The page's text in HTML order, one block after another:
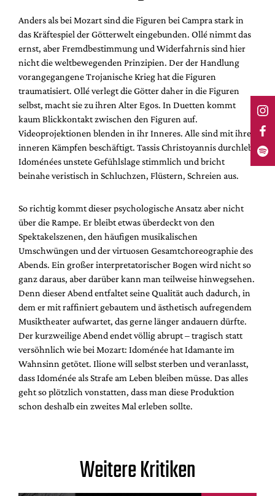
Anders als bei Mozart sind die Figuren bei Campra stark in
das Kräftespiel der Götterwelt eingebunden. Ollé nimmt das
ernst, aber Fremdbestimmung und Widerfahrnis sind hier
nicht die weltbewegenden Prinzipien. Der der Handlung
vorangegangene Trojanische Krieg hat die Figuren
traumatisiert. Ollé verlegt die Götter daher in die Figuren
selbst, macht sie zu ihren Alter Egos. In Duetten kommt
kaum Blickkontakt zwischen den Figuren auf.
Videoprojektionen blenden in ihr Inneres. Alle sind mit ihren
inneren Kämpfen beschäftigt. Tassis Christoyannis durchlebt
Idoménées unstete Gefühlslage stimmlich und bricht
beinahe veristisch in Schluchzen, Flüstern, Schreien aus.
So richtig kommt dieser psychologische Ansatz aber nicht
über die Rampe. Er bleibt etwas überdeckt von den
Spektakelszenen, den häufigen musikalischen
Umschwüngen und der virtuosen Gesamtchoreographie des
Abends. Ein großer interpretatorischer Bogen wird nicht so
ganz daraus, aber darüber kann man teilweise hinwegsehen.
Denn dieser Abend entfaltet seine Qualität auch dadurch, in
dem er mit raffiniert gebautem und ästhetisch aufregendem
Musiktheater aufwartet, das gerne länger andauern dürfte.
Der kurzweilige Abend endet völlig abrupt – tragisch statt
versöhnlich wie bei Mozart: Idoménée hat Idamante im
Wahnsinn getötet. Ilione will selbst sterben und veranlasst,
dass Idoménée als Strafe am Leben bleiben müsse. Das alles
geht so plötzlich vonstatten, dass man diese Produktion
schon deshalb ein zweites Mal erleben sollte.
Weitere Kritiken